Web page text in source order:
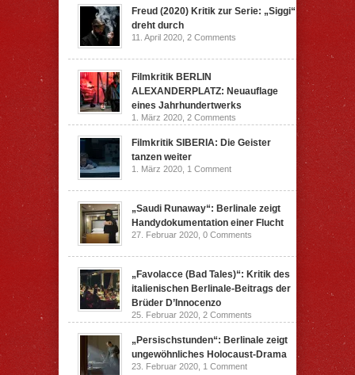
Freud (2020) Kritik zur Serie: „Siggi“
dreht durch
11. April 2020, 2 Comments
Filmkritik BERLIN
ALEXANDERPLATZ: Neuauflage
eines Jahrhundertwerks
1. März 2020, 2 Comments
Filmkritik SIBERIA: Die Geister
tanzen weiter
1. März 2020, 1 Comment
„Saudi Runaway“: Berlinale zeigt
Handydokumentation einer Flucht
27. Februar 2020, 0 Comments
„Favolacce (Bad Tales)“: Kritik des
italienischen Berlinale-Beitrags der
Brüder D’Innocenzo
25. Februar 2020, 2 Comments
„Persischstunden“: Berlinale zeigt
ungewöhnliches Holocaust-Drama
23. Februar 2020, 1 Comment